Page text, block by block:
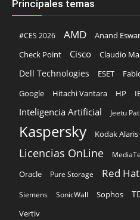
Principales temas
#CES 2026 AMD Anand
Check Point
Cisco Claudio
Dell Technologies ESET
Google Hitachi Vantara HP
Inteligencia Artificial Jeetu
Kaspersky Kodak Alaris
Licencias OnLine
Oracle Pure Storage Red Hat
Siemens SonicWall Sophos
Vertiv